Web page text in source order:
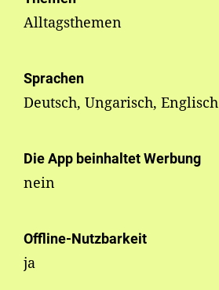
Alltagsthemen
Sprachen
Deutsch, Ungarisch, Englisch
Die App beinhaltet Werbung
nein
Offline-Nutzbarkeit
ja